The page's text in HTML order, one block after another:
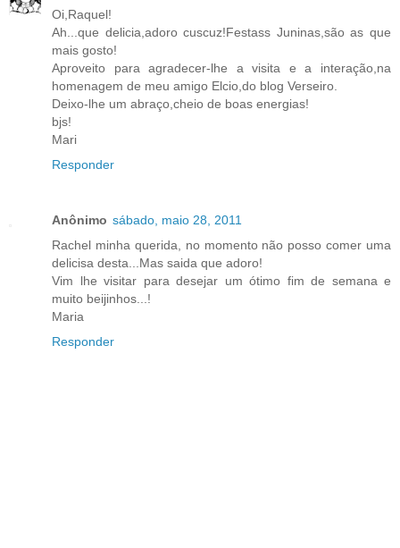
Oi,Raquel!
Ah...que delicia,adoro cuscuz!Festass Juninas,são as que
mais gosto!
Aproveito para agradecer-lhe a visita e a interação,na
homenagem de meu amigo Elcio,do blog Verseiro.
Deixo-lhe um abraço,cheio de boas energias!
bjs!
Mari
Responder
Anônimo sábado, maio 28, 2011
Rachel minha querida, no momento não posso comer uma
delicisa desta...Mas saida que adoro!
Vim lhe visitar para desejar um ótimo fim de semana e
muito beijinhos...!
Maria
Responder